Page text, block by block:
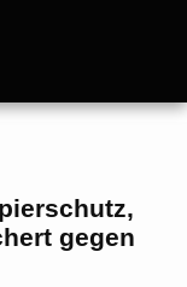
0 Positionen.
gegen